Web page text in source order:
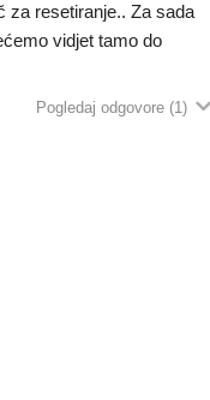
za resetiranje.. Za sada
vidjet tamo do
Pogledaj odgovore (1)